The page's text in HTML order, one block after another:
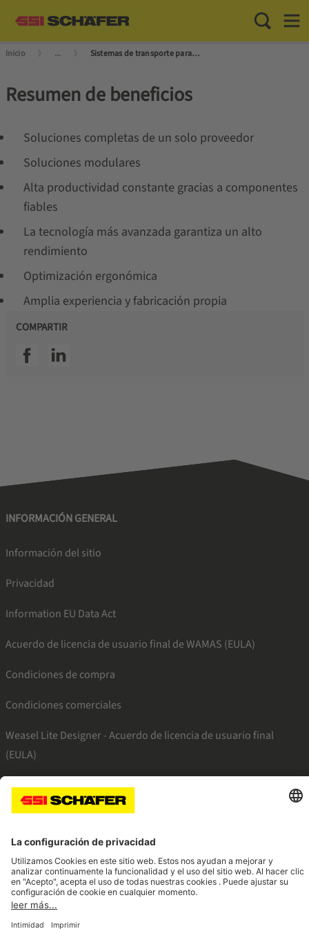
Toggle
Inicio ... Sistemas de transporte para grandes cargas
Resumen de beneficios
Soluciones completas de un solo proveedor
Soluciones modulares
Alta productividad constante gracias a componentes
fiables
La tecnología más avanzada garantiza un alto
rendimiento
Optimización ergonómica
Amplia experiencia y fabricación propia
COMPARTIR
SSI facebookSSI linkedin
INFORMACIÓN GENERAL
Información del sitio
Privacidad
Information EU Data Act
Acuerdo de licencia de usuario final de WAMAS (EULA)
Condiciones de compra
Condiciones comerciales
Weasel Lite Designer - Acuerdo de licencia de usuario final
(EULA)
SSI facebookSSI youtubeSSI linkedin